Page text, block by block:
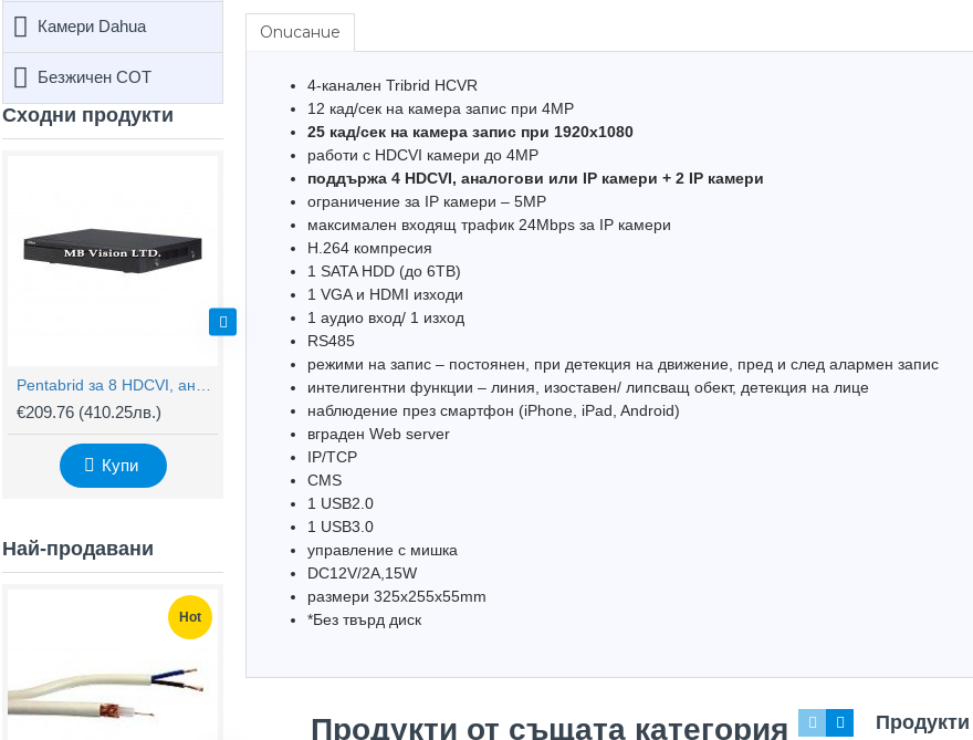
Камери Dahua
Безжичен СОТ
Сходни продукти
€209.76 (410.25лв.)
Купи
Hot
4K HD DVR Dahua XVR5116H-4KL-I3 с 16 канала + 16 IP
€450.30(880.71лв.)
Купи
Ново
4K HD DVR Dahua XVR5116H-4KL-I3/T с 16 канала + 16 IP
€615.60(1204.00лв.)
Най-продавани
Hot Hot
Описание
4-канален Tribrid HCVR
12 кад/сек на камера запис при 4MP
25 кад/сек на камера запис при 1920х1080
работи с HDCVI камери до 4MP
поддържа 4 HDCVI, аналогови или IP камери + 2 IP камери
ограничение за IP камери – 5МP
максимален входящ трафик 24Mbps за IP камери
H.264 компресия
1 SATA HDD (до 6TB)
1 VGA и HDMI изходи
1 аудио вход/ 1 изход
RS485
режими на запис – постоянен, при детекция на движение, пред и след алармен запис
интелигентни функции – линия, изоставен/ липсващ обект, детекция на лице
наблюдение през смартфон (iPhone, iPad, Android)
вграден Web server
IP/TCP
CMS
1 USB2.0
1 USB3.0
управление с мишка
DC12V/2A,15W
размери 325х255x55mm
*Без твърд диск
Продукти от същата категория